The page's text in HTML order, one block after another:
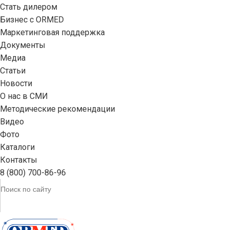
Стать дилером
Бизнес с ORMED
Маркетинговая поддержка
Документы
Медиа
Статьи
Новости
О нас в СМИ
Методические рекомендации
Видео
Фото
Каталоги
Контакты
8 (800) 700-86-96